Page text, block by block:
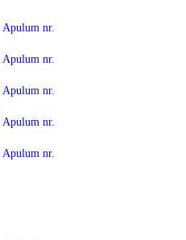
nr.
nr.
nr.
nr.
nr.